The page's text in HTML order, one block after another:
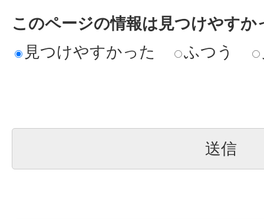
このページの情報は見つけやすか
見つけやすかった
ふつう